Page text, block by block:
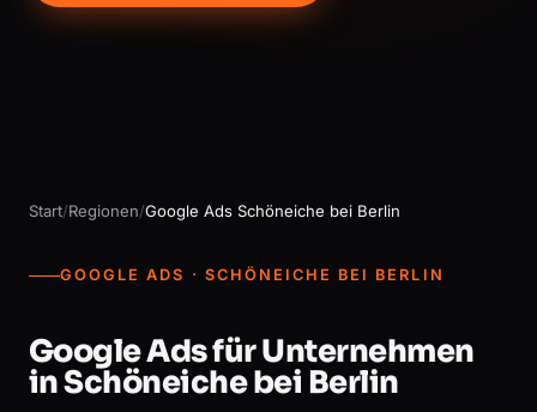
Start/Regionen/Google Ads Schöneiche bei Berlin
GOOGLE ADS · SCHÖNEICHE BEI BERLIN
Google Ads für Unternehmen
in Schöneiche bei Berlin